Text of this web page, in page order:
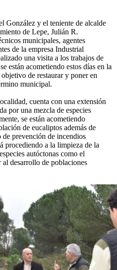
González y el teniente de alcalde
de Lepe, Julián R.
municipales, agentes
de la empresa Industrial
una visita a los trabajos de
están acometiendo estos días en la
de restaurar y poner en
municipal.
cuenta con una extensión
por una mezcla de especies
se están acometiendo
de eucaliptos además de
prevención de incendios
procediendo a la limpieza de la
autóctonas como el
desarrollo de poblaciones